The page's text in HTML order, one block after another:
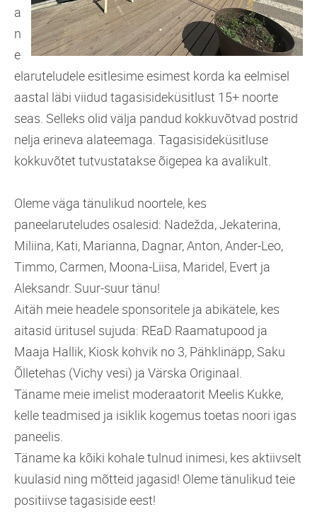
a
n
e
elaruteludele esitlesime esimest korda ka eelmisel
aastal läbi viidud tagasisideküsitlust 15+ noorte
seas. Selleks olid välja pandud kokkuvõtvad postrid
nelja erineva alateemaga. Tagasisideküsitluse
kokkuvõtet tutvustatakse õigepea ka avalikult.
Oleme väga tänulikud noortele, kes
paneelaruteludes osalesid: Nadežda, Jekaterina,
Miliina, Kati, Marianna, Dagnar, Anton, Ander-Leo,
Timmo, Carmen, Moona-Liisa, Maridel, Evert ja
Aleksandr. Suur-suur tänu!
Aitäh meie headele sponsoritele ja abikätele, kes
aitasid üritusel sujuda: REaD Raamatupood ja
Maaja Hallik, Kiosk kohvik no 3, Pähklinäpp, Saku
Õlletehas (Vichy vesi) ja Värska Originaal.
Täname meie imelist moderaatorit Meelis Kukke,
kelle teadmised ja isiklik kogemus toetas noori igas
paneelis.
Täname ka kõiki kohale tulnud inimesi, kes aktiivselt
kuulasid ning mõtteid jagasid! Oleme tänulikud teie
positiivse tagasiside eest!